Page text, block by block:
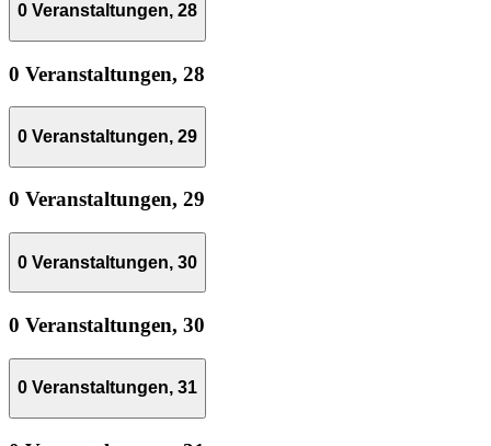
0 Veranstaltungen, 28
0 Veranstaltungen, 28
0 Veranstaltungen, 29
0 Veranstaltungen, 29
0 Veranstaltungen, 30
0 Veranstaltungen, 30
0 Veranstaltungen, 31